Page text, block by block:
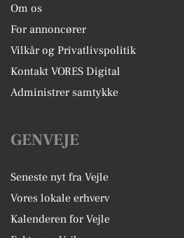
Om os
For annoncører
Vilkår og Privatlivspolitik
Kontakt VORES Digital
Administrer samtykke
GENVEJE
Seneste nyt fra Vejle
Vores lokale erhverv
Kalenderen for Vejle